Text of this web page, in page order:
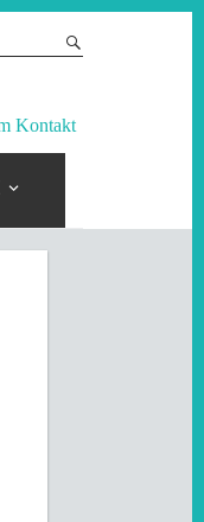
Kontakt